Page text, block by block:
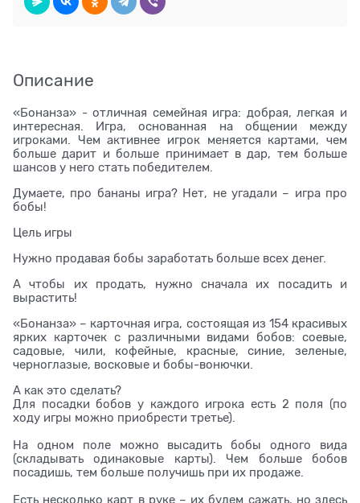
Описание
«Бонанза» - отличная семейная игра: добрая, легкая и
интересная. Игра, основанная на общении между
игроками. Чем активнее игрок меняется картами, чем
больше дарит и больше принимает в дар, тем больше
шансов у него стать победителем.
Думаете, про бананы игра? Нет, не угадали – игра про
бобы!
Цель игры
Нужно продавая бобы заработать больше всех денег.
А чтобы их продать, нужно сначала их посадить и
вырастить!
«Бонанза» – карточная игра, состоящая из 154 красивых
ярких карточек с различными видами бобов: соевые,
садовые, чили, кофейные, красные, синие, зеленые,
черноглазые, восковые и бобы-вонючки.
А как это сделать?
Для посадки бобов у каждого игрока есть 2 поля (по
ходу игры можно приобрести третье).
На одном поле можно высадить бобы одного вида
(складывать одинаковые карты). Чем больше бобов
посадишь, тем больше получишь при их продаже.
Есть несколько карт в руке – их будем сажать, но здесь